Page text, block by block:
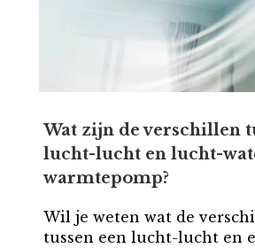
Wat zijn de verschillen
lucht-lucht en lucht-
warmtepomp?
Wil je weten wat de
tussen een lucht-lucht en